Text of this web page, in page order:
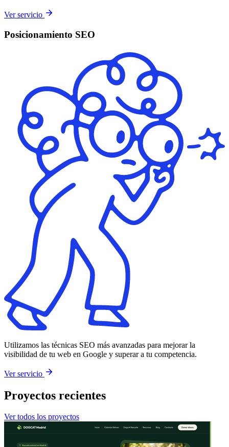
Ver servicio
Posicionamiento SEO
Utilizamos las técnicas SEO más avanzadas para mejorar la
visibilidad de tu web en Google y superar a tu competencia.
Ver servicio
Proyectos recientes
Ver todos los proyectos